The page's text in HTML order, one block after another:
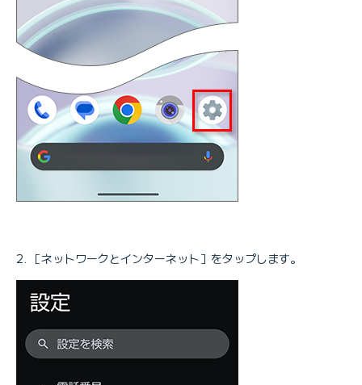
［ネットワークとインターネット］をタップします。